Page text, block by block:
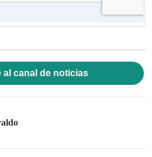
al canal de noticias